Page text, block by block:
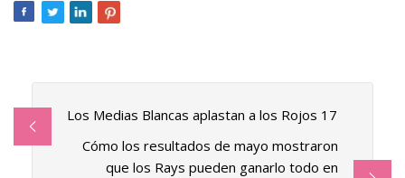
Los Medias Blancas aplastan a los Rojos 17
Cómo los resultados de mayo mostraron
que los Rays pueden ganarlo todo en